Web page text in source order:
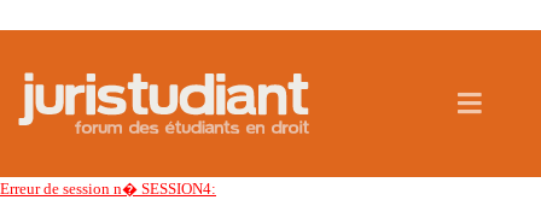
Erreur de session n� SESSION4: